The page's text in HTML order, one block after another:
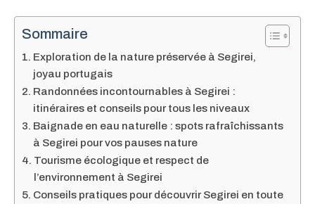
Sommaire
Exploration de la nature préservée à Segirei,
joyau portugais
Randonnées incontournables à Segirei :
itinéraires et conseils pour tous les niveaux
Baignade en eau naturelle : spots rafraîchissants
à Segirei pour vos pauses nature
Tourisme écologique et respect de
l’environnement à Segirei
Conseils pratiques pour découvrir Segirei en toute